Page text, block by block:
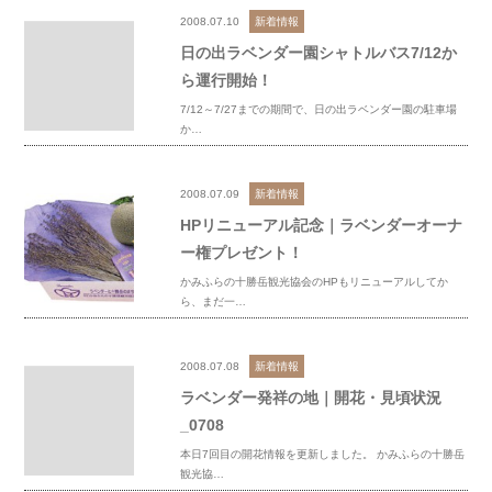
2008.07.10 新着情報
日の出ラベンダー園シャトルバス7/12か
ら運行開始！
7/12～7/27までの期間で、日の出ラベンダー園の駐車場
か…
2008.07.09 新着情報
HPリニューアル記念｜ラベンダーオーナ
ー権プレゼント！
かみふらの十勝岳観光協会のHPもリニューアルしてか
ら、まだ一…
2008.07.08 新着情報
ラベンダー発祥の地｜開花・見頃状況
_0708
本日7回目の開花情報を更新しました。 かみふらの十勝岳
観光協…